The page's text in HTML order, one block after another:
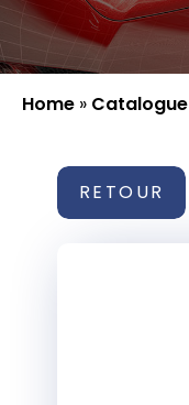
Home » Catalogue
RETOUR